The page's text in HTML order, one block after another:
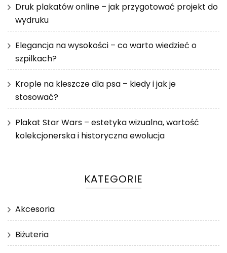
Druk plakatów online – jak przygotować projekt do
wydruku
Elegancja na wysokości – co warto wiedzieć o
szpilkach?
Krople na kleszcze dla psa – kiedy i jak je
stosować?
Plakat Star Wars – estetyka wizualna, wartość
kolekcjonerska i historyczna ewolucja
KATEGORIE
Akcesoria
Biżuteria